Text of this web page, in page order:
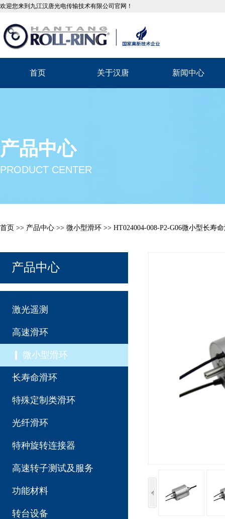
欢迎您来到九江汉唐光电传输技术有限公司官网！
首页 关于汉唐 新闻中心
产品中心
PRODUCT CENTER
首页 >> 产品中心 >> 微小型滑环 >> HT024004-008-P2-G06微小型长寿
产品中心
激光遥测
高速滑环
微小型滑环
长寿命滑环
特殊定制类滑环
光纤滑环
特种旋转连接器
高速转子测试及服务
功能材料
转台设备